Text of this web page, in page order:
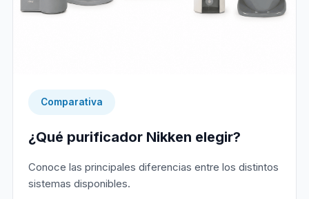
Comparativa
¿Qué purificador Nikken elegir?
Conoce las principales diferencias entre los distintos
sistemas disponibles.